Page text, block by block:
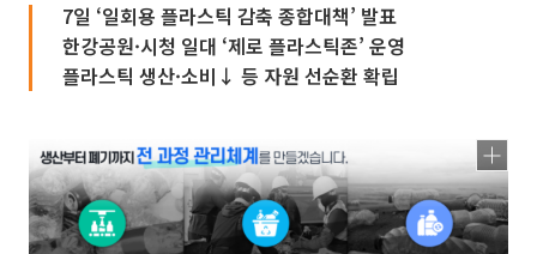
7일 ‘일회용 플라스틱 감축 종합대책’ 발표
한강공원·시청 일대 ‘제로 플라스틱존’ 운영
플라스틱 생산·소비↓ 등 자원 선순환 확립